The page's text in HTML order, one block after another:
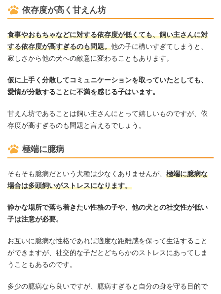
依存度が高く甘えん坊
食事やおもちゃなどに対する依存度が低くても、飼い主さんに対
する依存度が高すぎるのも問題。他の子に構いすぎてしまうと、
寂しさから他の犬への敵意に変わることもあります。
仮に上手く分散してコミュニケーションを取っていたとしても、
愛情が分散することに不満を感じる子はいます。
甘えん坊であることは飼い主さんにとって嬉しいものですが、依
存度が高すぎるのも問題と言えるでしょう。
極端に臆病
そもそも臆病だという犬種は少なくありませんが、 極端に臆病な
場合は多頭飼いがストレスになります。
静かな場所で落ち着きたい性格の子や、他の犬との社交性が低い
子は注意が必要。
お互いに臆病な性格であれば適度な距離感を保って生活すること
ができますが、社交的な子だとどちらかのストレスにあってしま
うこともあるのです。
多少の臆病なら良いですが、臆病すぎると自分の身を守る目的で